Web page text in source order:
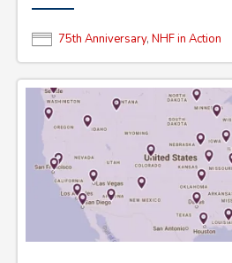
75th Anniversary, NHF in Action